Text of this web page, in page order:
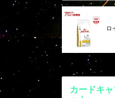
ロ
カードキ